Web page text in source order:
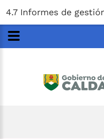
4.7 Informes de